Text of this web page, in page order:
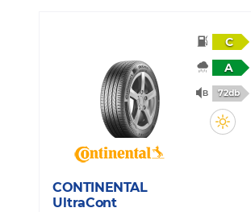
C
A
72db
CONTINENTAL
UltraCont